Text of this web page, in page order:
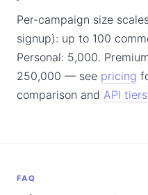
Per-campaign size
signup): up to 100
Personal: 5,000.
250,000 — see pricing
comparison and API tiers
FAQ